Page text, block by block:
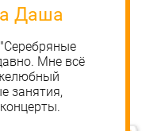
Даша
Мне всё
занятия,